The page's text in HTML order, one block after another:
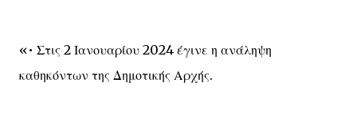
«• Στις 2 Ιανουαρίου 2024 έγινε η ανάληψη
καθηκόντων της Δημοτικής Αρχής.